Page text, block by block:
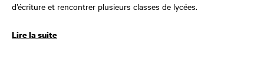
d’écriture et rencontrer plusieurs classes de lycées.
Lire la suite